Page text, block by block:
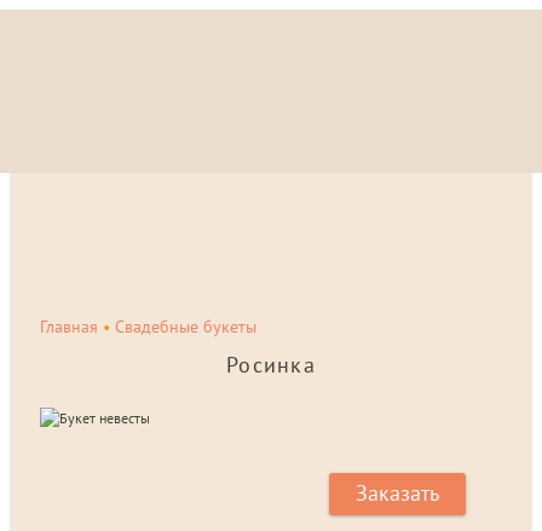
Главная •Свадебные букеты
Росинка
Заказать